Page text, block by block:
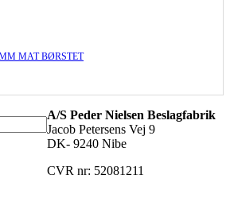
MAT BØRSTET
A/S Peder Nielsen Beslagfabrik
Jacob Petersens Vej 9
DK- 9240 Nibe
CVR nr: 52081211